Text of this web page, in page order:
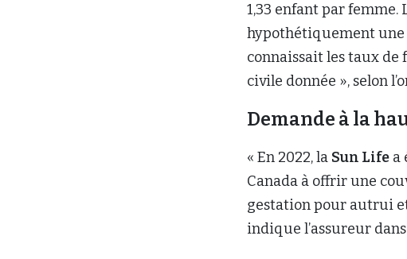
1,33 enfant par femme.
hypothétiquement une
connaissait les taux de
civile donnée », selon
Demande à la
« En 2022, la Sun Life a
Canada à offrir une
gestation pour autrui
indique l’assureur